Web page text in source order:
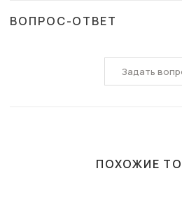
ВОПРОС-ОТВЕТ
Задать
ПОХОЖИЕ